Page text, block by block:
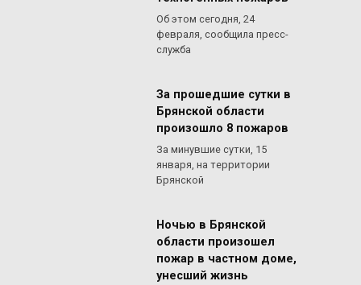
Об этом сегодня, 24
февраля, сообщила пресс-
служба
За прошедшие сутки в
Брянской области
произошло 8 пожаров
За минувшие сутки, 15
января, на территории
Брянской
Ночью в Брянской
области произошел
пожар в частном доме,
унесший жизнь